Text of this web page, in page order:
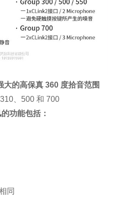
大的高保真 360 度拾音范围
、500 和 700
功能包括：
同